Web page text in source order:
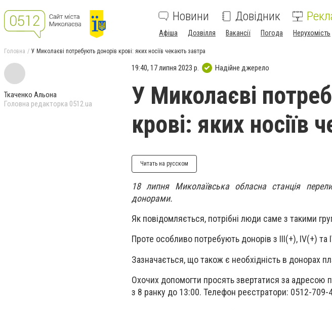
Новини Довідник
Афіша Дозвілля Вакансії Погода Нерухомість
Головна У Миколаєві потребують донорів крові: яких носіїв чекають завтра
Ткаченко Альона
Головна редакторка 0512.ua
19:40, 17 липня 2023 р. Надійне джерело
У Миколаєві
крові: яких носіїв
Читать на русском
18 липня Миколаївська обласна станція
донорами.
Як повідомляється, потрібні люди саме з такими
Проте особливо потребують донорів з III(+), IV(+) та
Зазначається, що також є необхідність в донорах
Охочих допомогти просять звертатися за адресою
з 8 ранку до 13:00. Телефон реєстратори: 0512-709-